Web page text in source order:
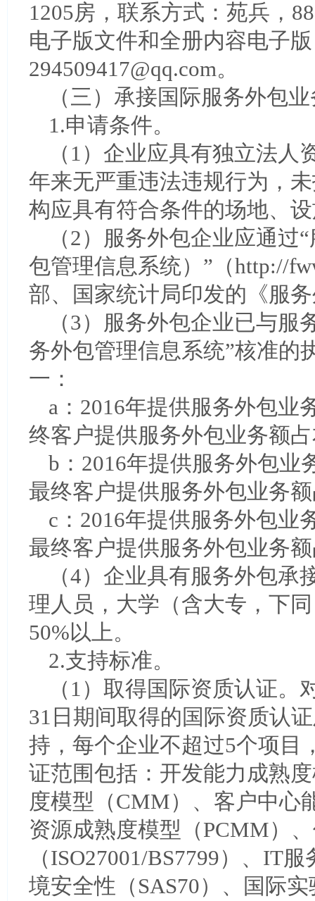
1205房，联系方式：苑兵，
电子版文件和全册内容电子
294509417@qq.com。
（三）承接国际服务外包
1.申请条件。
（1）企业应具有独立法
年来无严重违法违规行为，
构应具有符合条件的场地、
（2）服务外包企业应通
包管理信息系统）”（http://
部、国家统计局印发的《服
（3）服务外包企业已与
务外包管理信息系统”核准的
一：
a：2016年提供服务外包业
终客户提供服务外包业务额
b：2016年提供服务外包业
最终客户提供服务外包业务
c：2016年提供服务外包业
最终客户提供服务外包业务
（4）企业具有服务外包
理人员，大学（含大专，下
50%以上。
2.支持标准。
（1）取得国际资质认证。
31日期间取得的国际资质认
持，每个企业不超过5个项目
证范围包括：开发能力成熟
度模型（CMM）、客户中心
资源成熟度模型（PCMM）
（ISO27001/BS7799）、IT
境安全性（SAS70）、国际